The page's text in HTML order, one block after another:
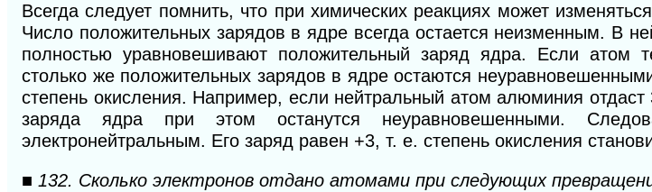
Всегда следует помнить, что при химических реакциях может
Число положительных зарядов в ядре всегда остается неизменным. В
полностью уравновешивают положительный заряд ядра. Если атом
столько же положительных зарядов в ядре остаются
степень окисления. Например, если нейтральный атом алюминия отдаст
заряда ядра при этом останутся неуравновешенными.
электронейтральным. Его заряд равен +3, т. е. степень окисления
■ 132. Сколько электронов отдано атомами при следующих